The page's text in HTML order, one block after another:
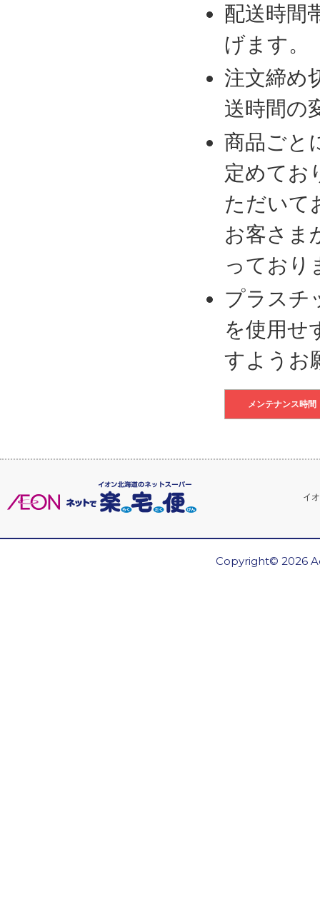
配送時間
げます。
注文締め
送時間の
商品ごと
定めてお
ただいて
お客さま
っており
プラスチ
を使用せ
すようお
メンテナンス時間
イ
Copyright© 2026